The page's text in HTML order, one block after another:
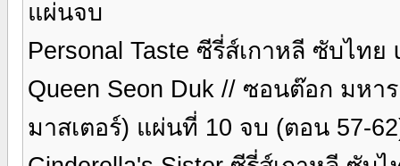
แผ่นจบ
Personal Taste ซีรี่ส์เกาหลี ซับไท
Queen Seon Duk // ซอนต๊อก มห
มาสเตอร์) แผ่นที่ 10 จบ (ตอน 57-